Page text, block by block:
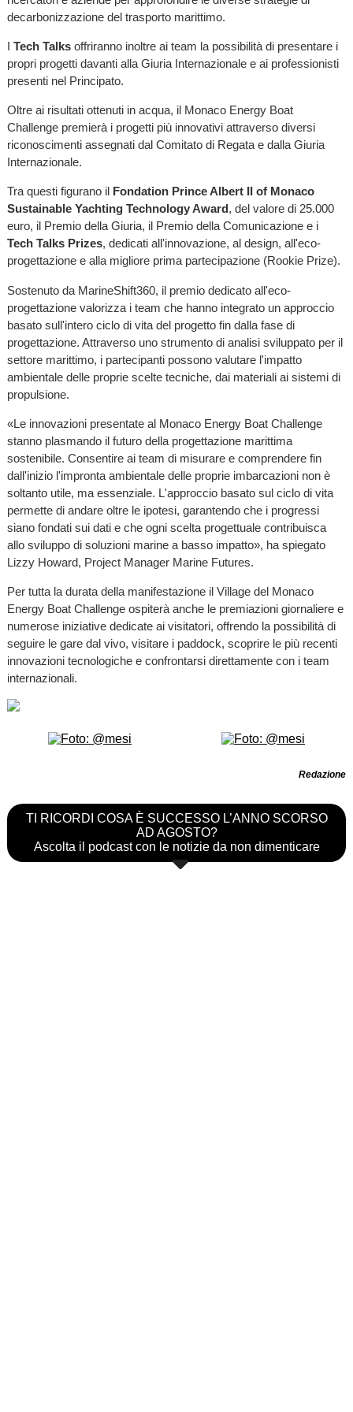
decarbonizzazione del trasporto marittimo.
I Tech Talksoffriranno inoltre ai team la possibilità di presentare i
propri progetti davanti alla Giuria Internazionale e ai professionisti
presenti nel Principato.
Oltre ai risultati ottenuti in acqua, il Monaco Energy Boat
Challenge premierà i progetti più innovativi attraverso diversi
riconoscimenti assegnati dal Comitato di Regata e dalla Giuria
Internazionale.
Tra questi figurano il Fondation Prince Albert II of Monaco
Sustainable Yachting Technology Award, del valore di 25.000
euro, il Premio della Giuria, il Premio della Comunicazione e i
Tech Talks Prizes, dedicati all'innovazione, al design, all'eco-
progettazione e alla migliore prima partecipazione (Rookie Prize).
Sostenuto da MarineShift360, il premio dedicato all'eco-
progettazione valorizza i team che hanno integrato un approccio
basato sull'intero ciclo di vita del progetto fin dalla fase di
progettazione. Attraverso uno strumento di analisi sviluppato per il
settore marittimo, i partecipanti possono valutare l'impatto
ambientale delle proprie scelte tecniche, dai materiali ai sistemi di
propulsione.
«Le innovazioni presentate al Monaco Energy Boat Challenge
stanno plasmando il futuro della progettazione marittima
sostenibile. Consentire ai team di misurare e comprendere fin
dall'inizio l'impronta ambientale delle proprie imbarcazioni non è
soltanto utile, ma essenziale. L'approccio basato sul ciclo di vita
permette di andare oltre le ipotesi, garantendo che i progressi
siano fondati sui dati e che ogni scelta progettuale contribuisca
allo sviluppo di soluzioni marine a basso impatto», ha spiegato
Lizzy Howard, Project Manager Marine Futures.
Per tutta la durata della manifestazione il Village del Monaco
Energy Boat Challenge ospiterà anche le premiazioni giornaliere e
numerose iniziative dedicate ai visitatori, offrendo la possibilità di
seguire le gare dal vivo, visitare i paddock, scoprire le più recenti
innovazioni tecnologiche e confrontarsi direttamente con i team
internazionali.
Redazione
TI RICORDI COSA È SUCCESSO L’ANNO SCORSO
AD AGOSTO?
Ascolta il podcast con le notizie da non dimenticare